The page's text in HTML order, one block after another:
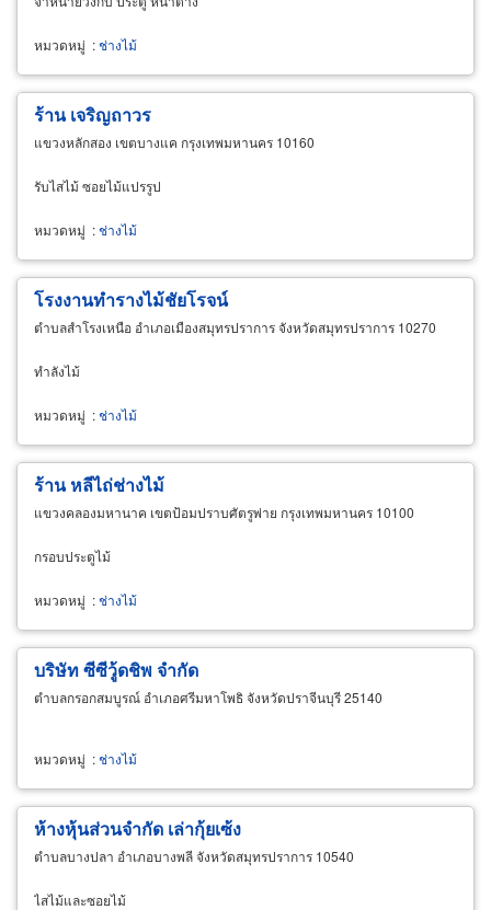
หมวดหมู่ :ช่างไม้
ร้าน เจริญถาวร
แขวงหลักสอง เขตบางแค กรุงเทพมหานคร 10160
รับไสไม้ ซอยไม้แปรรูป
หมวดหมู่ :ช่างไม้
โรงงานทำรางไม้ชัยโรจน์
ตำบลสำโรงเหนือ อำเภอเมืองสมุทรปราการ จังหวัดสมุทรปราการ 10270
ทำลังไม้
หมวดหมู่ :ช่างไม้
ร้าน หลีไถ่ช่างไม้
แขวงคลองมหานาค เขตป้อมปราบศัตรูพ่าย กรุงเทพมหานคร 10100
กรอบประตูไม้
หมวดหมู่ :ช่างไม้
บริษัท ซีซีวู้ดชิพ จำกัด
ตำบลกรอกสมบูรณ์ อำเภอศรีมหาโพธิ จังหวัดปราจีนบุรี 25140
หมวดหมู่ :ช่างไม้
ห้างหุ้นส่วนจำกัด เล่ากุ้ยเซ้ง
ตำบลบางปลา อำเภอบางพลี จังหวัดสมุทรปราการ 10540
ไสไม้และซอยไม้